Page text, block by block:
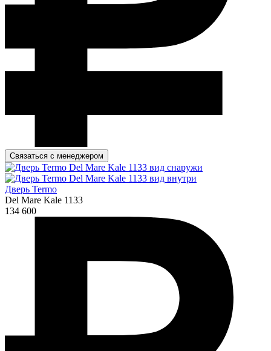
Связаться с менеджером
Дверь Termo
Del Mare Kale 1133
134 600